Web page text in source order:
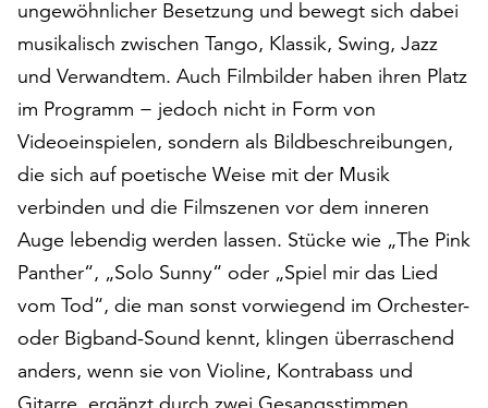
Dafür
steht
Ihnen
Ende
der
Seite
Schaltfläche
„Cookie-
Einstellungen“
Verfügung.
Funktionale
Cookies
werden
ungewöhnlicher Besetzung und bewegt sich dabei
musikalisch zwischen Tango, Klassik, Swing, Jazz
und Verwandtem. Auch Filmbilder haben ihren Platz
im Programm − jedoch nicht in Form von
Videoeinspielen, sondern als Bildbeschreibungen,
die sich auf poetische Weise mit der Musik
verbinden und die Filmszenen vor dem inneren
Auge lebendig werden lassen. Stücke wie „The Pink
Panther“, „Solo Sunny“ oder „Spiel mir das Lied
vom Tod“, die man sonst vorwiegend im Orchester-
oder Bigband-Sound kennt, klingen überraschend
anders, wenn sie von Violine, Kontrabass und